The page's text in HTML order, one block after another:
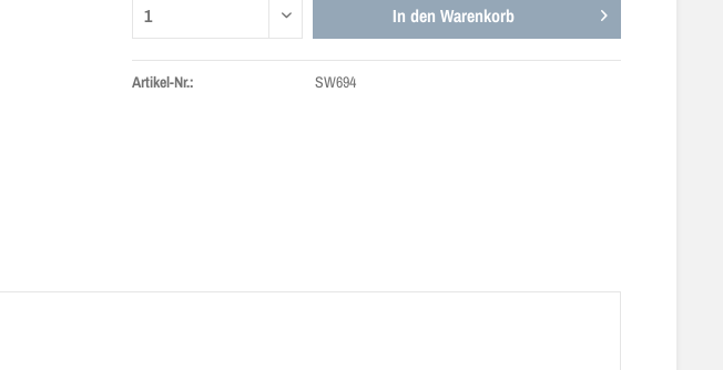
In den Warenkorb
Artikel-Nr.: SW694